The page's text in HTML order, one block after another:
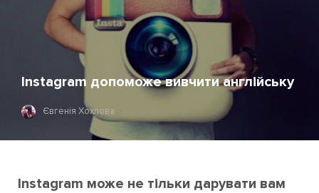
Instagram допоможе вивчити англійську
Євгенія Хохлова
Instagram може не тільки дарувати вам